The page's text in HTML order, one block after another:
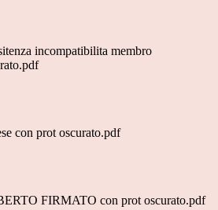
incompatibilita membro
con prot oscurato.pdf
FIRMATO con prot oscurato.pdf